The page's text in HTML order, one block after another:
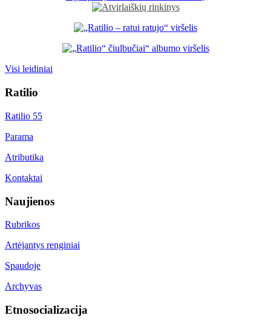
Visi leidiniai
Ratilio
Ratilio 55
Parama
Atributika
Kontaktai
Naujienos
Rubrikos
Artėjantys renginiai
Spaudoje
Archyvas
Etnosocializacija